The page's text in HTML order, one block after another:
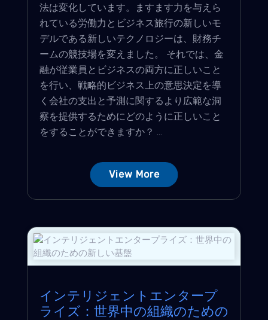
法は変化しています。ますます力を与えら
れている労働力とビジネス旅行の新しいモ
デルである新しいテクノロジーは、財務チ
ームの競技場を変えました。 それでは、金
融が従業員とビジネスの両方に正しいこと
を行い、戦略的ビジネス上の意思決定を導
く会社の支出と予測に関するより広範な洞
察を提供するためにどのように正しいこと
をすることができますか？ ...
View More
インテリジェントエンタープ
ライズ：世界中の組織のための